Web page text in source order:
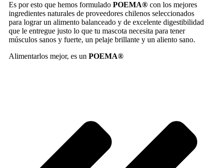
Es por esto que hemos formulado POEMA® con los mejores
ingredientes naturales de proveedores chilenos seleccionados
para lograr un alimento balanceado y de excelente digestibilidad
que le entregue justo lo que tu mascota necesita para tener
músculos sanos y fuerte, un pelaje brillante y un aliento sano.
Alimentarlos mejor, es un POEMA®